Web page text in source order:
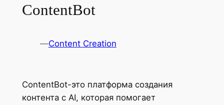
ContentBot
—Content Creation
ContentBot-это платформа создания
контента с AI, которая помогает